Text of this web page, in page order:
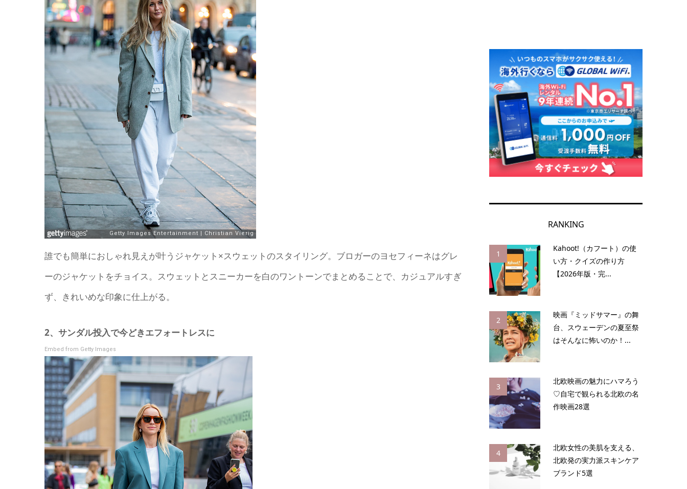
誰でも簡単におしゃれ見えが叶うジャケット×スウェットのスタイリング。ブロガーのヨセフィーネはグレ
ーのジャケットをチョイス。スウェットとスニーカーを白のワントーンでまとめることで、カジュアルすぎ
ず、きれいめな印象に仕上がる。
2、サンダル投入で今どきエフォートレスに
Embed from Getty Images
RANKING
1
Kahoot!（カフート）の使
い方・クイズの作り方
【2026年版・完...
2
映画『ミッドサマー』の舞
台、スウェーデンの夏至祭
はそんなに怖いのか！...
3
北欧映画の魅力にハマろう
♡自宅で観られる北欧の名
作映画28選
4
北欧女性の美肌を支える、
北欧発の実力派スキンケア
ブランド5選